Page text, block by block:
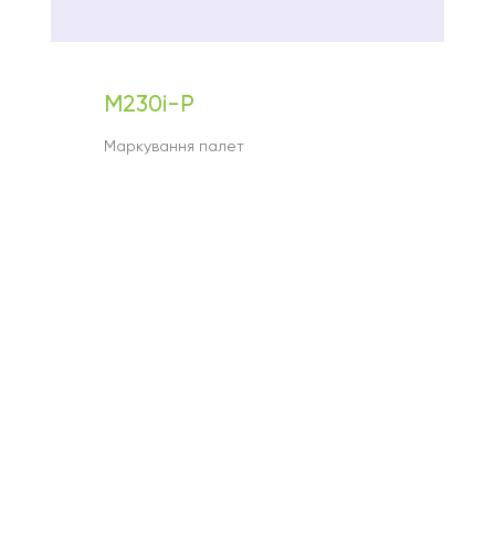
M230i-P
Маркування палет